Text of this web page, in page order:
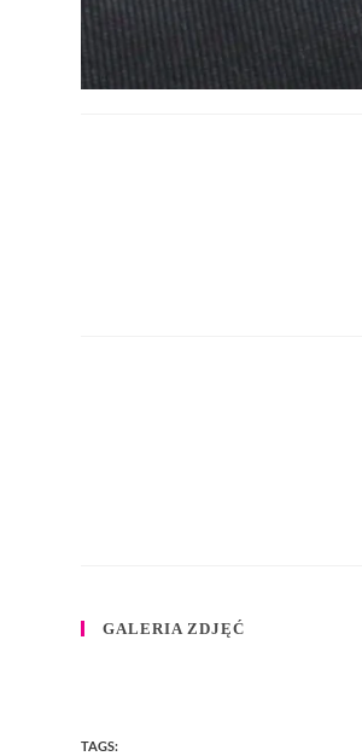
GALERIA ZDJĘĆ
TAGS: